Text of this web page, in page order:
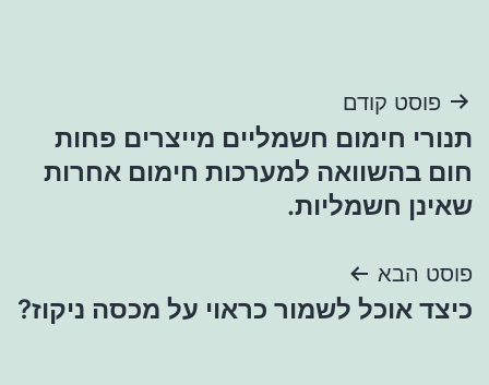
ניווט
פוסט קודם
תנורי חימום חשמליים מייצרים פחות
חום בהשוואה למערכות חימום אחרות
שאינן חשמליות.
פוסט הבא
כיצד אוכל לשמור כראוי על מכסה ניקוז?